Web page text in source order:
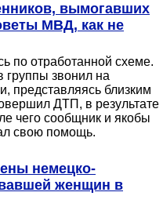
вымогавших
МВД, как не
по отработанной схеме.
группы звонил на
представляясь близким
ДТП, в результате
чего сообщник и якобы
свою помощь.
немецко-
женщин в